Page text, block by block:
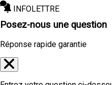
INFOLETTRE
Posez-nous une question
Réponse rapide garantie